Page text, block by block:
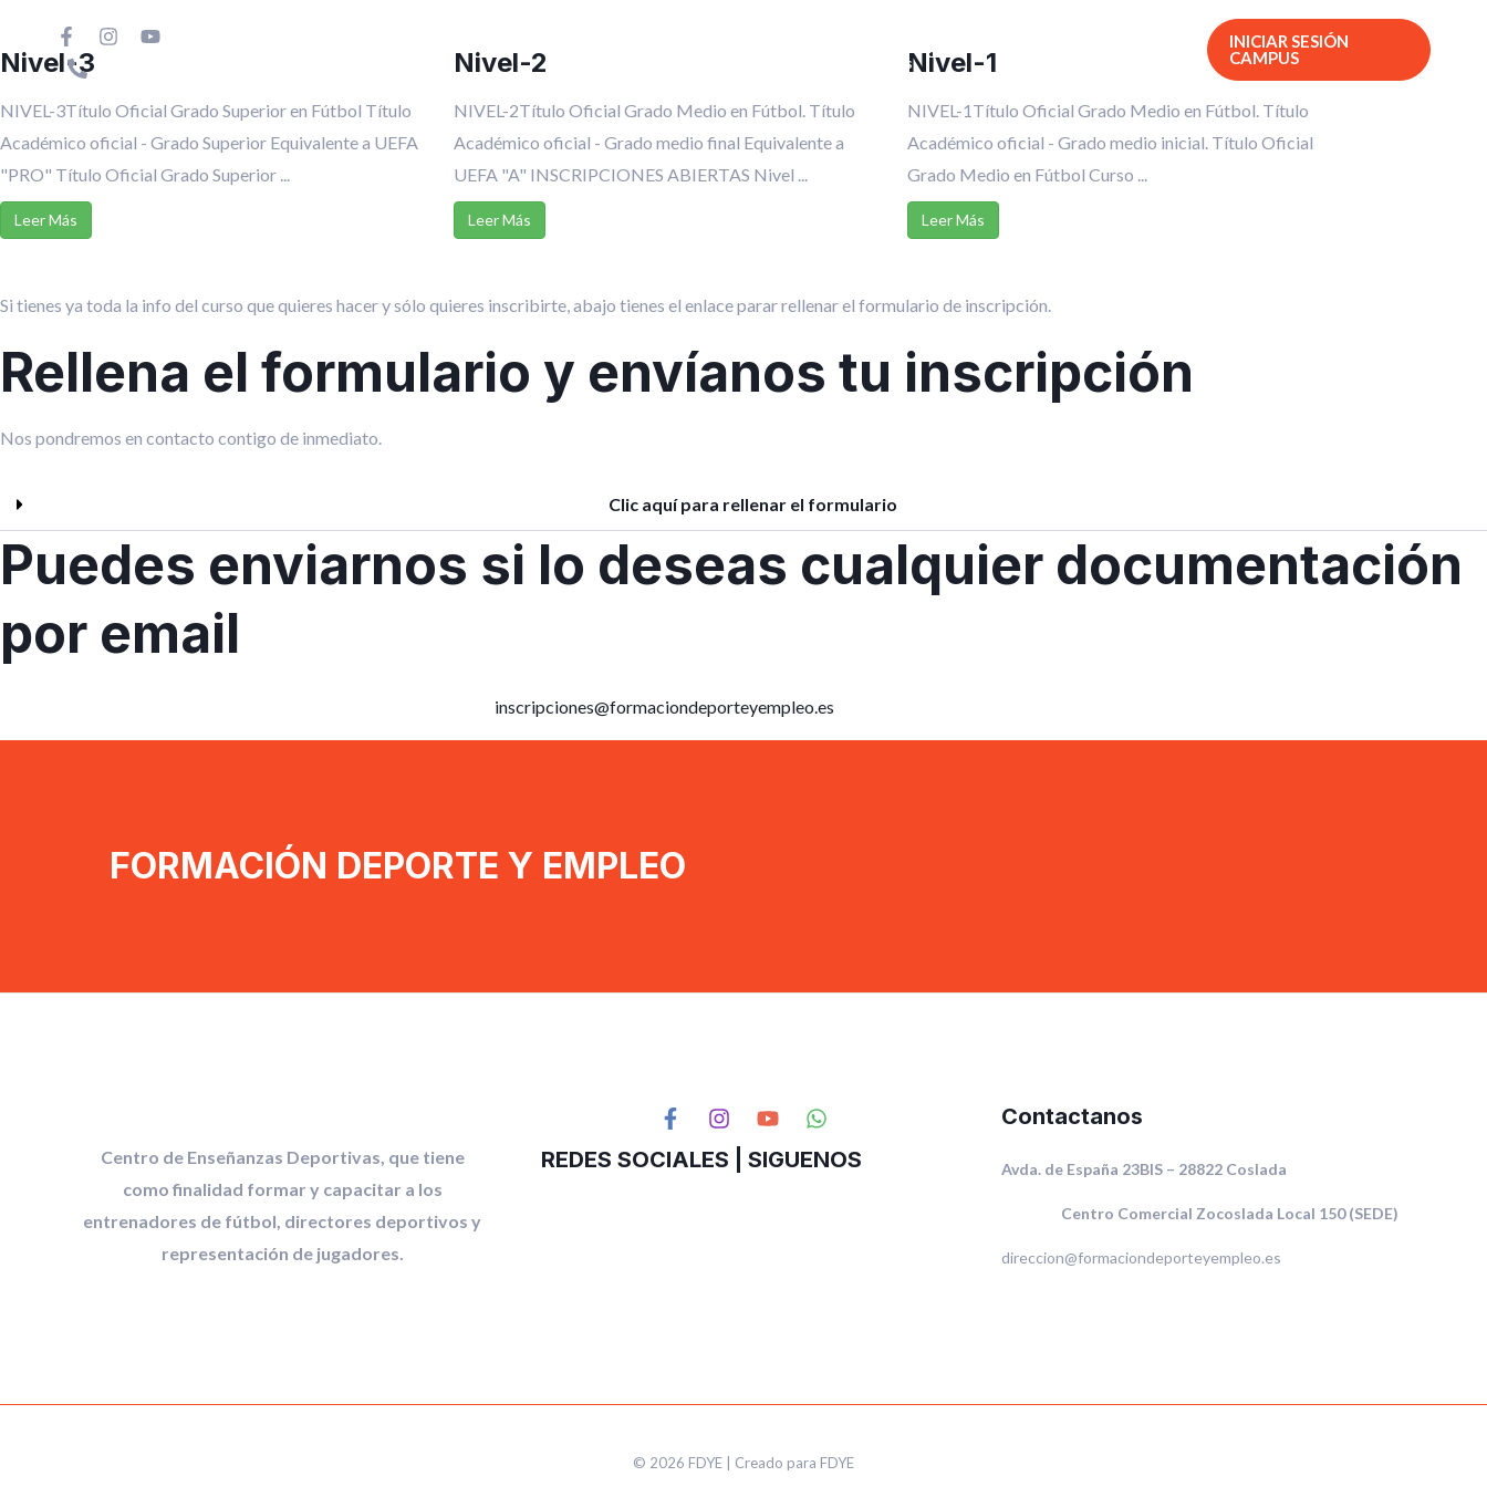
contenido
Inscripciones
INICIAR SESIÓN
CAMPUS
Nivel-3
NIVEL-3Título Oficial Grado Superior en Fútbol Título
Académico oficial - Grado Superior Equivalente a UEFA
"PRO" Título Oficial Grado Superior ...
Leer Más
Nivel-2
NIVEL-2Título Oficial Grado Medio en Fútbol. Título
Académico oficial - Grado medio final Equivalente a
UEFA "A" INSCRIPCIONES ABIERTAS Nivel ...
Leer Más
Nivel-1
NIVEL-1Título Oficial Grado Medio en Fútbol. Título
Académico oficial - Grado medio inicial. Título Oficial
Grado Medio en Fútbol Curso ...
Leer Más
Si tienes ya toda la info del curso que quieres hacer y sólo quieres inscribirte, abajo tienes el enlace parar rellenar el formulario de inscripción.
Rellena el formulario y envíanos tu inscripción
Nos pondremos en contacto contigo de inmediato.
Clic aquí para rellenar el formulario
Puedes enviarnos si lo deseas cualquier documentación
por email
inscripciones@formaciondeporteyempleo.es
FORMACIÓN DEPORTE Y EMPLEO
Centro de Enseñanzas Deportivas, que tiene
como finalidad formar y capacitar a los
entrenadores de fútbol, directores deportivos y
representación de jugadores.
REDES SOCIALES | SIGUENOS
Contactanos
Avda. de España 23BIS – 28822 Coslada
Centro Comercial Zocoslada Local 150 (SEDE)
direccion@formaciondeporteyempleo.es
© 2026 FDYE | Creado para FDYE